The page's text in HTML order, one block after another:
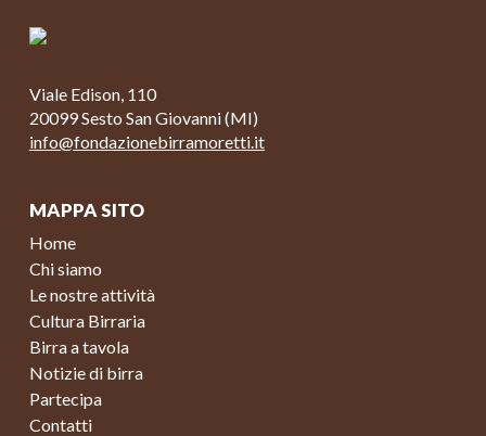
Viale Edison, 110
20099 Sesto San Giovanni (MI)
info@fondazionebirramoretti.it
MAPPA SITO
Home
Chi siamo
Le nostre attività
Cultura Birraria
Birra a tavola
Notizie di birra
Partecipa
Contatti